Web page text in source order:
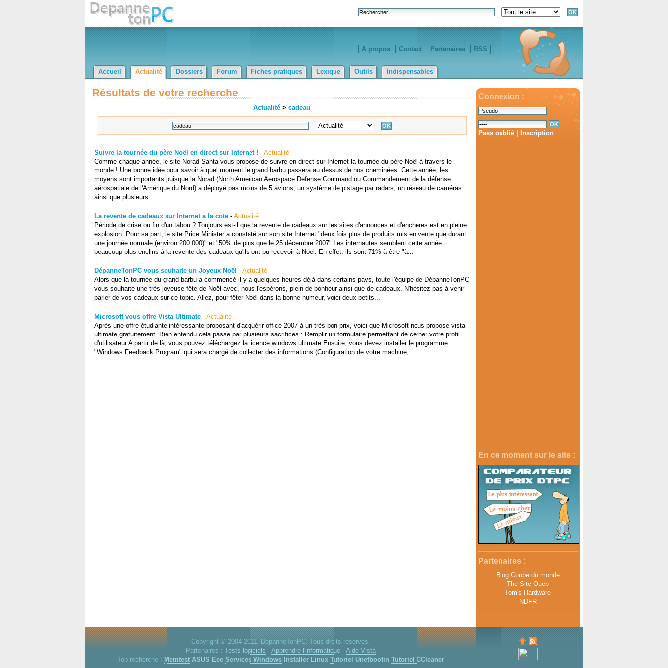
A propos Contact Partenaires RSS
Accueil Actualité Dossiers Forum Fiches pratiques Lexique Outils Indispensables
Connexion :
Pass oublié Inscription
En ce moment sur le site :
Partenaires :
Blog Coupe du monde
The Site Oueb
Tom's Hardware
NDFR
Résultats de votre recherche
Actualité > cadeau
Suivre la tournée du père Noël en direct sur Internet ! - Actualité
Comme chaque année, le site Norad Santa vous propose de suivre en direct sur Internet la tournée du père Noël à travers le
monde ! Une bonne idée pour savoir à quel moment le grand barbu passera au dessus de nos cheminées. Cette année, les
moyens sont importants puisque la Norad (North American Aerospace Defense Command ou Commandement de la défense
aérospatiale de l'Amérique du Nord) a déployé pas moins de 5 avions, un système de pistage par radars, un réseau de caméras
ainsi que plusieurs...
La revente de cadeaux sur Internet a la cote- Actualité
Période de crise ou fin d'un tabou ? Toujours est-il que la revente de cadeaux sur les sites d'annonces et d'enchères est en pleine
explosion. Pour sa part, le site Price Minister a constaté sur son site Internet "deux fois plus de produits mis en vente que durant
une journée normale (environ 200.000)" et "50% de plus que le 25 décembre 2007" Les internautes semblent cette année
beaucoup plus enclins à la revente des cadeaux qu'ils ont pu recevoir à Noël. En effet, ils sont 71% à être "à...
DépanneTonPC vous souhaite un Joyeux Noël - Actualité
Alors que la tournée du grand barbu a commencé il y a quelques heures déjà dans certains pays, toute l'équipe de DépanneTonPC
vous souhaite une très joyeuse fête de Noël avec, nous l'espérons, plein de bonheur ainsi que de cadeaux. N'hésitez pas à venir
parler de vos cadeaux sur ce topic. Allez, pour fêter Noël dans la bonne humeur, voici deux petits...
Microsoft vous offre Vista Ultimate- Actualité
Après une offre étudiante intéressante proposant d'acquérir office 2007 à un très bon prix, voici que Microsoft nous propose vista
ultimate gratuitement. Bien entendu cela passe par plusieurs sacrifices : Remplir un formulaire permettant de cerner votre profil
d'utilisateur.A partir de là, vous pouvez téléchargez la licence windows ultimate Ensuite, vous devez installer le programme
"Windows Feedback Program" qui sera chargé de collecter des informations (Configuration de votre machine,...
Copyright © 2004-2011. DepanneTonPC. Tous droits réservés.
Partenaires : Tests logiciels - Apprendre l'informatique- Aide Vista
Top recherche : Memtest ASUS Eee Services Windows Installer Linux Tutoriel Unetbootin Tutoriel CCleaner